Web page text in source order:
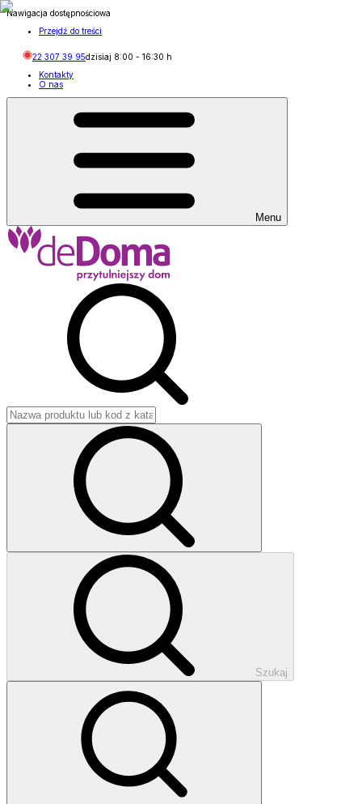
Nawigacja dostępnościowa
Przejdź do treści
22 307 39 95dzisiaj 8:00 - 16:30 h
Kontakty
O nas
Menu
Szukaj